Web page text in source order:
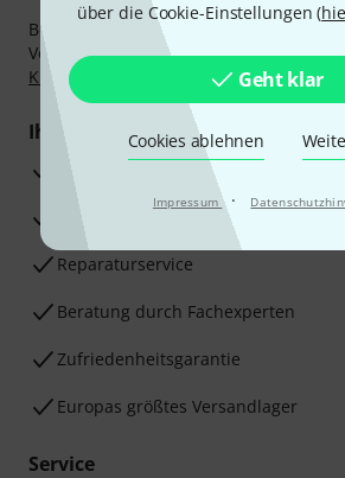
über die Cookie-Einstellungen (
Geht klar
Cookies ablehnen
Impressum ·
Bezahlen Sie vertraulich und sicher per
Vorkasse, PayPal, Amazon Pay,Klarna
Klarna Ratenzahlung
oder Kreditkarte.
Ihre Vorteile
3 Jahre Thomann Garantie
30 Tage Money-Back-Garantie
Reparaturservice
Beratung durch Fachexperten
Zufriedenheitsgarantie
Europas größtes Versandlager
Service